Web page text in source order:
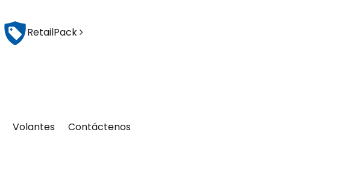
RetailPack
Volantes Contáctenos